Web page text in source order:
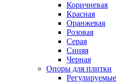
Коричневая
Красная
Оранжевая
Розовая
Серая
Синяя
Черная
Опоры для плитки
Регулируемые